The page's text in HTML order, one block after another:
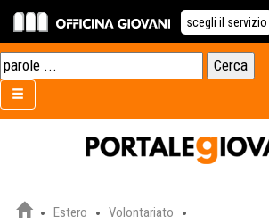
scegli il servizio
Estero Volontariato